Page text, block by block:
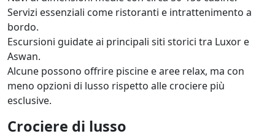
Servizi essenziali come ristoranti e intrattenimento a
bordo.
Escursioni guidate ai principali siti storici tra Luxor e
Aswan.
Alcune possono offrire piscine e aree relax, ma con
meno opzioni di lusso rispetto alle crociere più
esclusive.
Crociere di lusso